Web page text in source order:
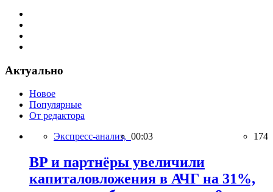
Актуально
Новое
Популярные
От редактора
Экспресс-анализ, 00:03 174
BP и партнёры увеличили
капиталовложения в АЧГ на 31%,